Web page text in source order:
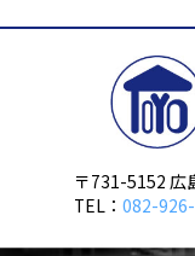
〒731-5152 広
TEL： 082-